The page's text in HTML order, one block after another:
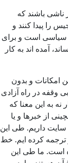
ناشی باشند که
را پیدا کنند و
سیاسی است و برای
آمده اند به کار
امکانات و بدون
وقفه در راه آزادی
نه به این معنا که
از خبرها و یا
سایت داریم. طی این
ترجمه کرده ایم. خط
است. ما طی این